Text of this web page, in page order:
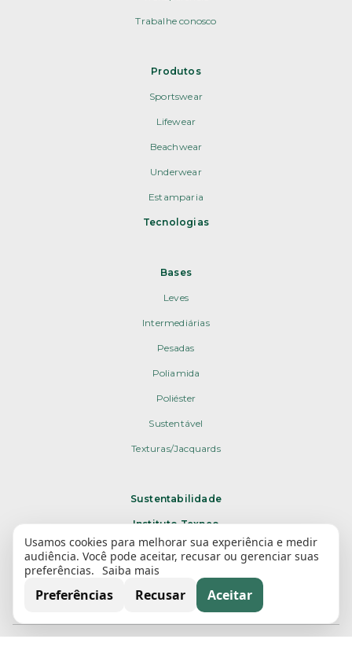
Trabalhe conosco
Produtos
Sportswear
Lifewear
Beachwear
Underwear
Estamparia
Tecnologias
Bases
Leves
Intermediárias
Pesadas
Poliamida
Poliéster
Sustentável
Texturas/Jacquards
Sustentabilidade
Instituto Texneo
Texplay
Downloads
Parceiros e fornecedores
Usamos cookies para melhorar sua experiência e medir
audiência. Você pode aceitar, recusar ou gerenciar suas
preferências. Saiba mais
Preferências Recusar Aceitar